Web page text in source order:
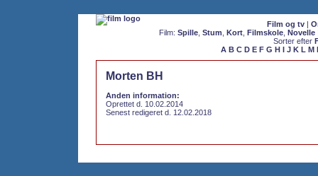
Film og tv|
Film: Spille, Stum Kort, Filmskole, Novelle
Sorter efter
A B C D E F G H I J K L M
Morten BH
Anden information:
Oprettet d. 10.02.2014
Senest redigeret d. 12.02.2018